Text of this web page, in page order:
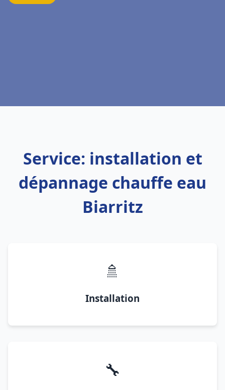
Service: installation et
dépannage chauffe eau
Biarritz
🚿
Installation
🔧